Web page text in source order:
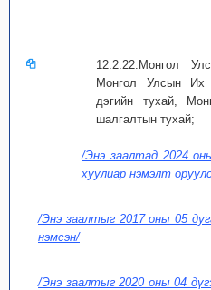
12.2.22.Монгол
Монгол Улсын Их
дэгийн тухай,
шалгалтын тухай;
/Энэ заалтад 2024
хуулиар нэмэлт
/Энэ заалтыг 2017 оны 05
нэмсэн/
/Энэ заалтыг 2020 оны 04